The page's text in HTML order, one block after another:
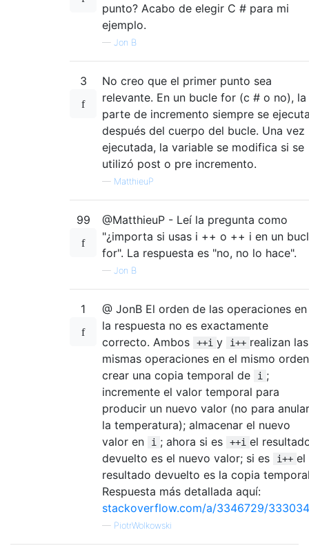
punto? Acabo de elegir C # para mi
ejemplo.
— Jon B
3
No creo que el primer punto sea
relevante. En un bucle for (c # o no), la
parte de incremento siempre se
después del cuerpo del bucle. Una vez
ejecutada, la variable se modifica si se
utilizó post o pre incremento.
— MatthieuP
99
@MatthieuP - Leí la pregunta como
"¿importa si usas i ++ o ++ i en un
for". La respuesta es "no, no lo hace".
— Jon B
1
@ JonB El orden de las operaciones en
la respuesta no es exactamente
correcto. Ambos
++i y i++ realizan las
mismas operaciones en el mismo
crear una copia temporal de
i ;
incremente el valor temporal para
producir un nuevo valor (no para anular
la temperatura); almacenar el nuevo
valor en
i ; ahora si es ++i el
devuelto es el nuevo valor; si es
i++ el
resultado devuelto es la copia
Respuesta más detallada aquí:
stackoverflow.com/a/3346729/
— PiotrWolkowski